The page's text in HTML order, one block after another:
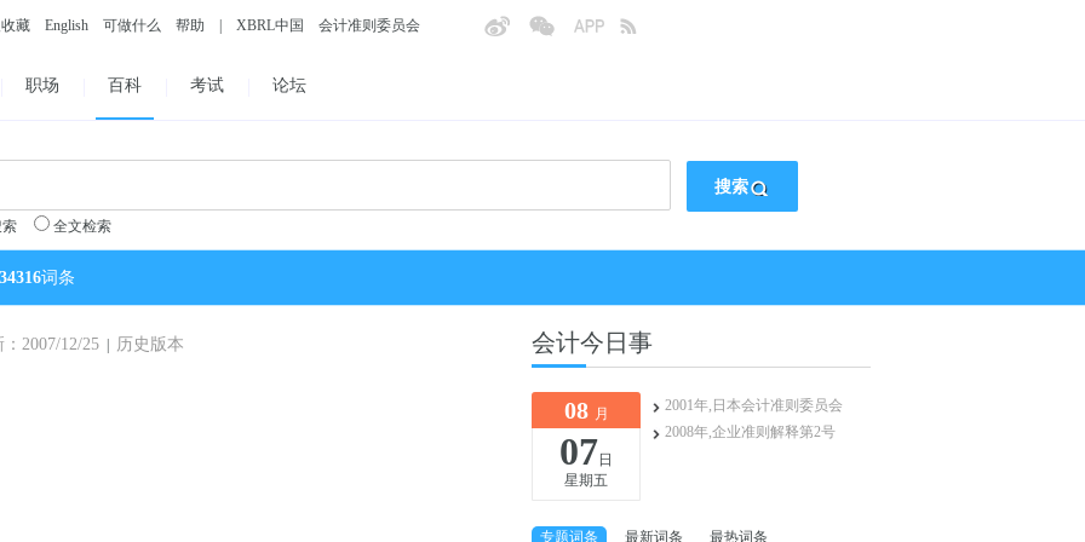
藏 English 可做什么 帮助 XBRL中国 会计准则委员会
职场 百科 考试 论坛
搜索
全文检索
34316词条
2007/12/25 历史版本 会计今日事
08 月
07日
星期五
2001年,日本会计准则委员会
2008年,企业准则解释第2号
专题词条 最新词条 最热词条